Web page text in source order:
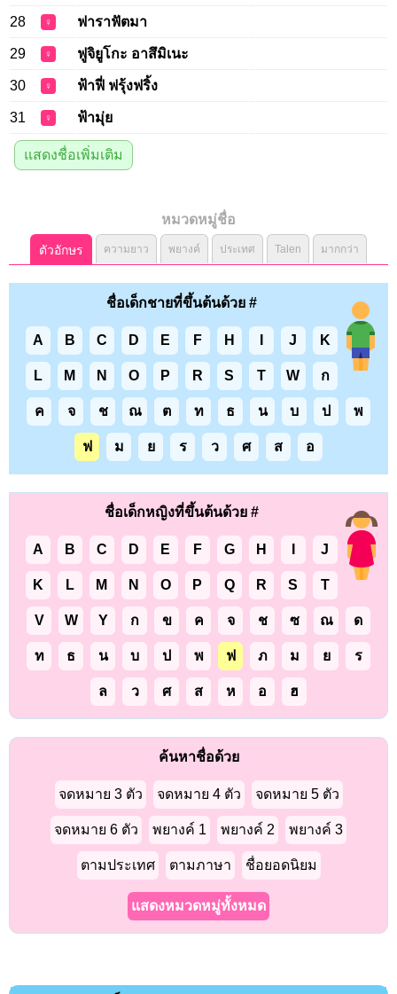
28 ♀ ฟาราฟัตมา
29 ♀ ฟูจิยูโกะ อาสึมิเนะ
30 ♀ ฟ้าฟี่ ฟรุ้งฟริ้ง
31 ♀ ฟ้ามุ่ย
แสดงชื่อเพิ่มเติม
หมวดหมู่ชื่อ
ตัวอักษร ความยาว พยางค์ ประเทศ Talen มากกว่า
ชื่อเด็กชายที่ขึ้นต้นด้วย #
A B C D E F H J K
L M N O P R S T W ก
ค จ ช ณ ต ท ธ น บ ป พ
ฟ ม ย ร ว ศ ส อ
ชื่อเด็กหญิงที่ขึ้นต้นด้วย #
A B C D E F G H J
K L M N O P Q R S T
V W Y ก ข ค จ ช ซ ณ ด
ท ธ น บ ป พ ฟ ภ ม ย ร
ล ว ศ ส ห อ ฮ
ค้นหาชื่อด้วย
จดหมาย 3 ตัว จดหมาย 4 ตัว จดหมาย 5 ตัว
จดหมาย 6 ตัว พยางค์ 1 พยางค์ 2 พยางค์ 3
ตามประเทศ ตามภาษา ชื่อยอดนิยม
แสดงหมวดหมู่ทั้งหมด